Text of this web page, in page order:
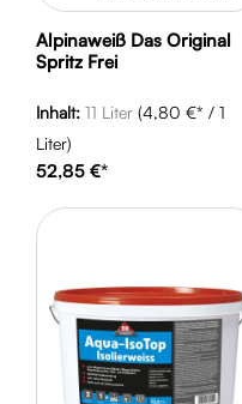
Alpinaweiß Das Original
Spritz Frei
Inhalt: 11 Liter (4,80 €* / 1
Liter)
52,85 €*